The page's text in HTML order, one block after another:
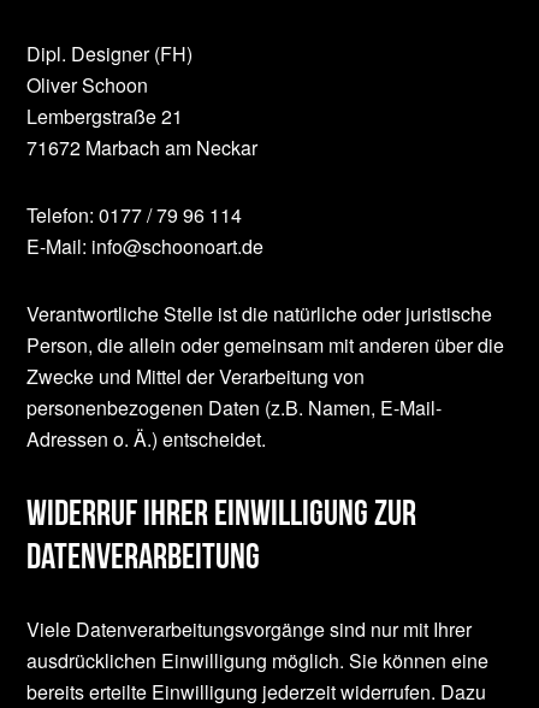
Dipl. Designer (FH)
Oliver Schoon
Lembergstraße 21
71672 Marbach am Neckar
Telefon: 0177 / 79 96 114
E-Mail: info@schoonoart.de
Verantwortliche Stelle ist die natürliche oder juristische
Person, die allein oder gemeinsam mit anderen über die
Zwecke und Mittel der Verarbeitung von
personenbezogenen Daten (z.B. Namen, E-Mail-
Adressen o. Ä.) entscheidet.
Widerruf Ihrer Einwilligung zur
Datenverarbeitung
Viele Datenverarbeitungsvorgänge sind nur mit Ihrer
ausdrücklichen Einwilligung möglich. Sie können eine
bereits erteilte Einwilligung jederzeit widerrufen. Dazu